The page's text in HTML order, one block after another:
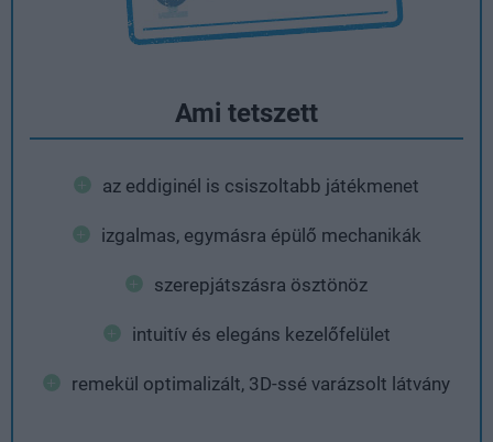
Ami tetszett
az eddiginél is csiszoltabb játékmenet
izgalmas, egymásra épülő mechanikák
szerepjátszásra ösztönöz
intuitív és elegáns kezelőfelület
remekül optimalizált, 3D-ssé varázsolt látvány